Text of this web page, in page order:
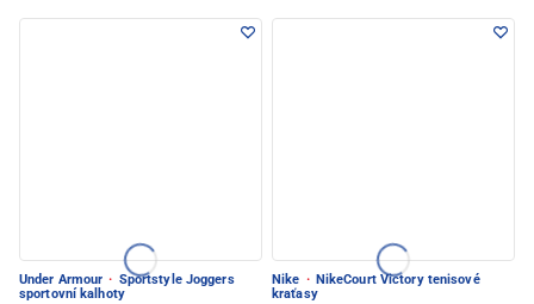
Under Armour · Sportstyle Joggers
sportovní kalhoty
Nike · NikeCourt Victory tenisové
kraťasy